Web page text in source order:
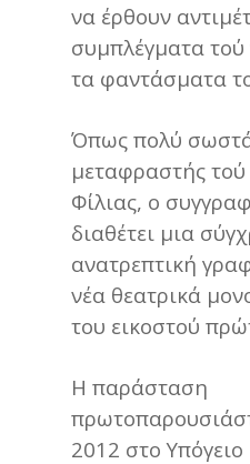
να έρθουν
συμπλέγματα τού
τα φαντάσματα
Όπως πολύ
μεταφραστής
Φίλιας, ο
διαθέτει μια
ανατρεπτική
νέα θεατρικά
του εικοστού
Η παράσταση
2012 στο